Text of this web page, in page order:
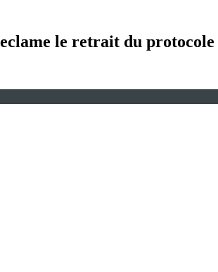
le retrait du